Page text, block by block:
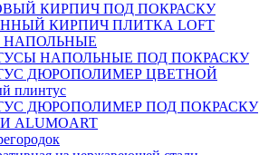
КИРПИЧ ПОД ПОКРАСКУ
КИРПИЧ ПЛИТКА LOFT
НАПОЛЬНЫЕ ПОД ПОКРАСКУ
ДЮРОПОЛИМЕР ЦВЕТНОЙ
плинтус
ДЮРОПОЛИМЕР ПОД ПОКРАСКУ
ALUMOART